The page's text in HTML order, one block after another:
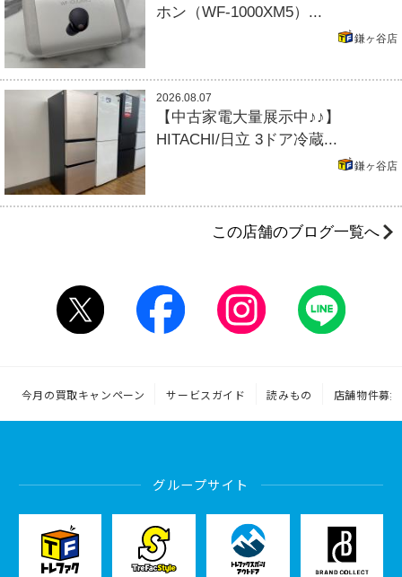
ホン（WF-1000XM5）...
鎌ヶ谷店
2026.08.07
【中古家電大量展示中♪♪】
HITACHI/日立 3ドア冷蔵...
鎌ヶ谷店
この店舗のブログ一覧へ
今月の買取キャンペーン サービスガイド 読みもの 店舗物件募集
グループサイト